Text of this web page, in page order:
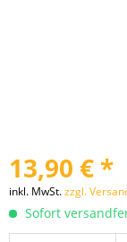
13,90 € *
inkl. MwSt.zzgl.
Sofort